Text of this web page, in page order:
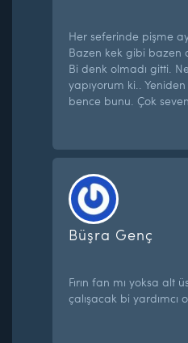
Her seferinde pişme
Bazen kek gibi bazen
Bi denk olmadı gitti.
yapıyorum ki..
bence bunu. Çok
Büşra Genç
Fırın fan mı yoksa alt
çalışacak bi yardımcı